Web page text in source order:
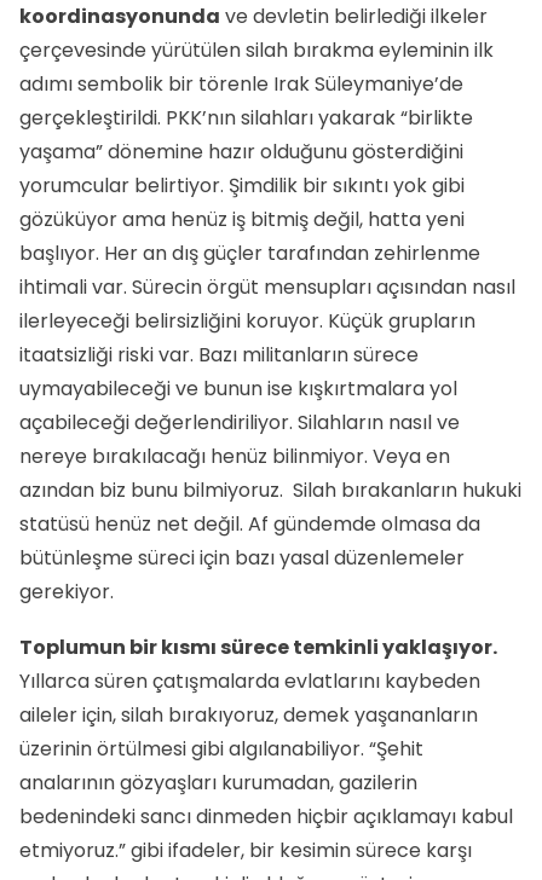
koordinasyonunda ve devletin belirlediği ilkeler
çerçevesinde yürütülen silah bırakma eyleminin ilk
adımı sembolik bir törenle Irak Süleymaniye’de
gerçekleştirildi. PKK’nın silahları yakarak “birlikte
yaşama” dönemine hazır olduğunu gösterdiğini
yorumcular belirtiyor. Şimdilik bir sıkıntı yok gibi
gözüküyor ama henüz iş bitmiş değil, hatta yeni
başlıyor. Her an dış güçler tarafından zehirlenme
ihtimali var. Sürecin örgüt mensupları açısından nasıl
ilerleyeceği belirsizliğini koruyor. Küçük grupların
itaatsizliği riski var. Bazı militanların sürece
uymayabileceği ve bunun ise kışkırtmalara yol
açabileceği değerlendiriliyor. Silahların nasıl ve
nereye bırakılacağı henüz bilinmiyor. Veya en
azından biz bunu bilmiyoruz. Silah bırakanların hukuki
statüsü henüz net değil. Af gündemde olmasa da
bütünleşme süreci için bazı yasal düzenlemeler
gerekiyor.
Toplumun bir kısmı sürece temkinli yaklaşıyor.
Yıllarca süren çatışmalarda evlatlarını kaybeden
aileler için, silah bırakıyoruz, demek yaşananların
üzerinin örtülmesi gibi algılanabiliyor. “Şehit
analarının gözyaşları kurumadan, gazilerin
bedenindeki sancı dinmeden hiçbir açıklamayı kabul
etmiyoruz.” gibi ifadeler, bir kesimin sürece karşı